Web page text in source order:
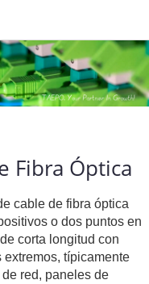
Fibra Óptica
cable de fibra óptica
o dos puntos en
corta longitud con
típicamente
red, paneles de